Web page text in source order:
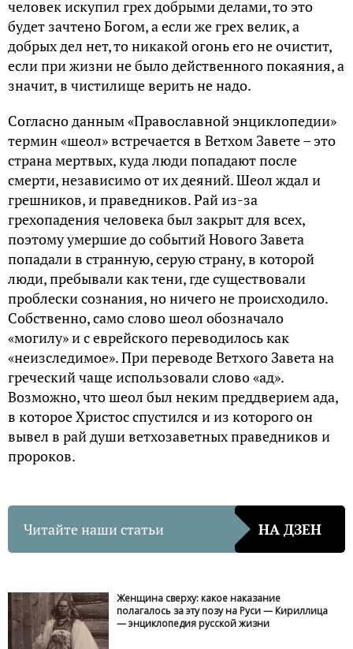
человек искупил грех добрыми делами, то это
будет зачтено Богом, а если же грех велик, а
добрых дел нет, то никакой огонь его не очистит,
если при жизни не было действенного покаяния, а
значит, в чистилище верить не надо.
Согласно данным «Православной энциклопедии»
термин «шеол» встречается в Ветхом Завете – это
страна мертвых, куда люди попадают после
смерти, независимо от их деяний. Шеол ждал и
грешников, и праведников. Рай из-за
грехопадения человека был закрыт для всех,
поэтому умершие до событий Нового Завета
попадали в странную, серую страну, в которой
люди, пребывали как тени, где существовали
проблески сознания, но ничего не происходило.
Собственно, само слово шеол обозначало
«могилу» и с еврейского переводилось как
«неизследимое». При переводе Ветхого Завета на
греческий чаще использовали слово «ад».
Возможно, что шеол был неким преддверием ада,
в которое Христос спустился и из которого он
вывел в рай души ветхозаветных праведников и
пророков.
Читайте наши статьи НА ДЗЕН
Женщина сверху: какое наказание
полагалось за эту позу на Руси — Кириллица
— энциклопедия русской жизни